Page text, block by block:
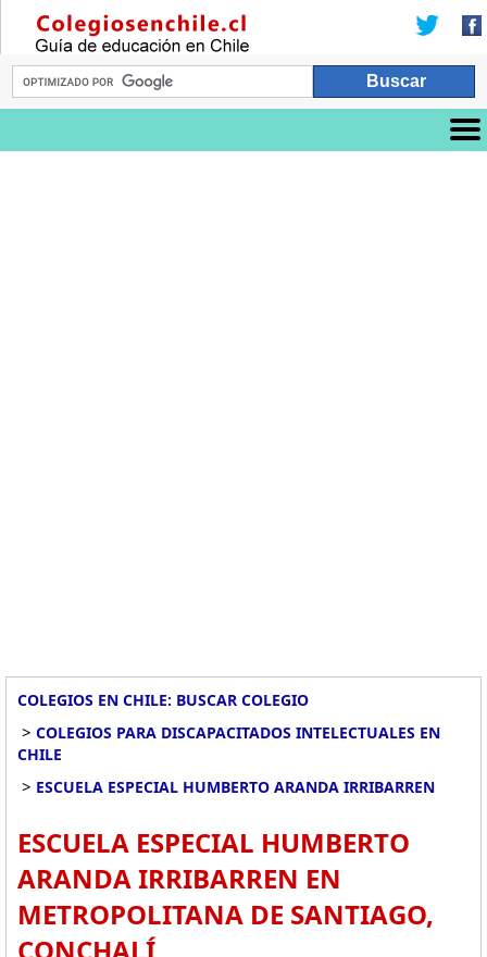
COLEGIOS EN CHILE: BUSCAR COLEGIO
> COLEGIOS PARA DISCAPACITADOS INTELECTUALES EN
CHILE
> ESCUELA ESPECIAL HUMBERTO ARANDA IRRIBARREN
ESCUELA ESPECIAL HUMBERTO
ARANDA IRRIBARREN EN
METROPOLITANA DE SANTIAGO,